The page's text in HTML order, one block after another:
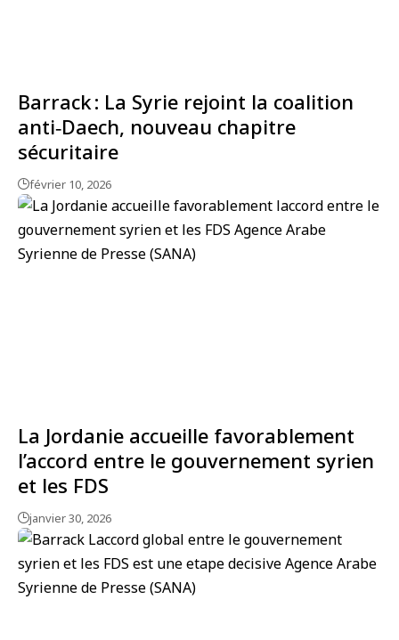
Barrack : La Syrie rejoint la coalition
anti‑Daech, nouveau chapitre
sécuritaire
février 10, 2026
La Jordanie accueille favorablement
l’accord entre le gouvernement syrien
et les FDS
janvier 30, 2026